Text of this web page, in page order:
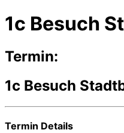
1c Besuch
Termin:
1c Besuch
Termin Details